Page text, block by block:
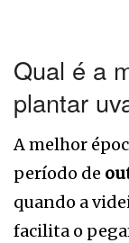
Qual é a
plantar
A melhor
período de
quando a
facilita o